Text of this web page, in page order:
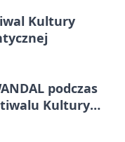
Kultury
podczas
Kultury